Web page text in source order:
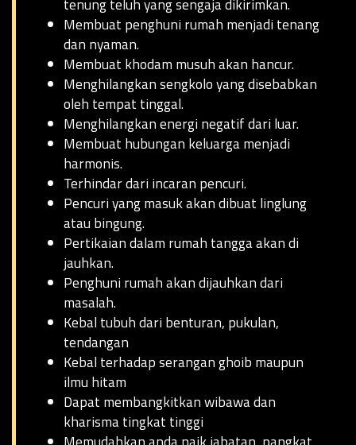
tenung teluh yang sengaja dikirimkan.
Membuat penghuni rumah menjadi tenang
dan nyaman.
Membuat khodam musuh akan hancur.
Menghilangkan sengkolo yang disebabkan
oleh tempat tinggal.
Menghilangkan energi negatif dari luar.
Membuat hubungan keluarga menjadi
harmonis.
Terhindar dari incaran pencuri.
Pencuri yang masuk akan dibuat linglung
atau bingung.
Pertikaian dalam rumah tangga akan di
jauhkan.
Penghuni rumah akan dijauhkan dari
masalah.
Kebal tubuh dari benturan, pukulan,
tendangan
Kebal terhadap serangan ghoib maupun
ilmu hitam
Dapat membangkitkan wibawa dan
kharisma tingkat tinggi